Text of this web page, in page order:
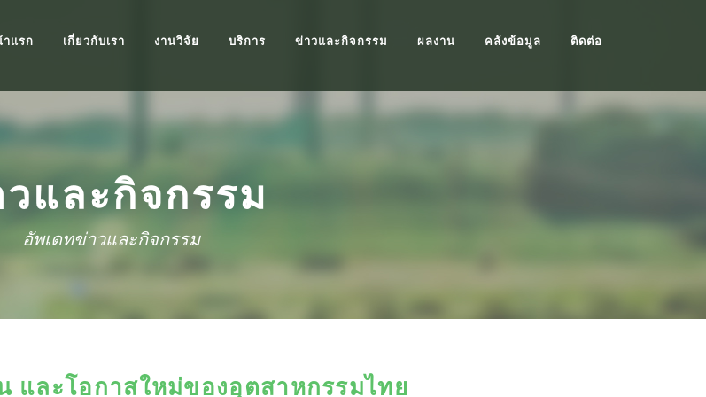
แรก เกี่ยวกับเรา งานวิจัย บริการ ข่าวและกิจกรรม ผลงาน คลังข้อมูล ติดต่อ
และกิจกรรม
อัพเดทข่าวและกิจกรรม
และโอกาสใหม่ของอุตสาหกรรมไทย